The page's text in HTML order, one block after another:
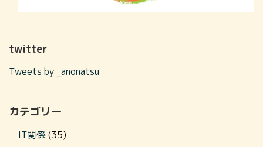
twitter
Tweets by _anonatsu
カテゴリー
IT関係(35)